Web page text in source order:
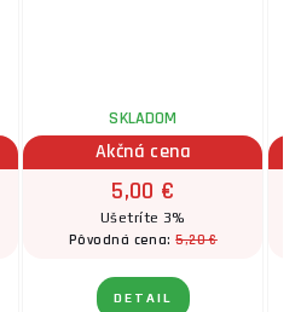
SKLADOM
Akčná cena
5,00 €
Ušetríte 3%
Pôvodná cena:5,20 €
DETAIL